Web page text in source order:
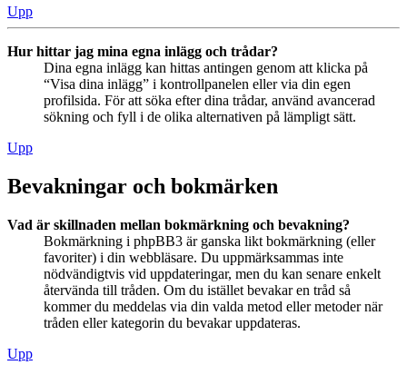
Upp
Hur hittar jag mina egna inlägg och trådar?
Dina egna inlägg kan hittas antingen genom att klicka på
“Visa dina inlägg” i kontrollpanelen eller via din egen
profilsida. För att söka efter dina trådar, använd avancerad
sökning och fyll i de olika alternativen på lämpligt sätt.
Upp
Bevakningar och bokmärken
Vad är skillnaden mellan bokmärkning och bevakning?
Bokmärkning i phpBB3 är ganska likt bokmärkning (eller
favoriter) i din webbläsare. Du uppmärksammas inte
nödvändigtvis vid uppdateringar, men du kan senare enkelt
återvända till tråden. Om du istället bevakar en tråd så
kommer du meddelas via din valda metod eller metoder när
tråden eller kategorin du bevakar uppdateras.
Upp